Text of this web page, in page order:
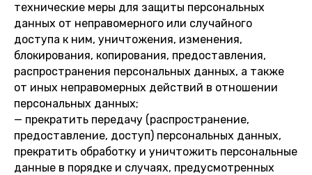
технические меры для защиты персональных
данных от неправомерного или случайного
доступа к ним, уничтожения, изменения,
блокирования, копирования, предоставления,
распространения персональных данных, а также
от иных неправомерных действий в отношении
персональных данных;
— прекратить передачу (распространение,
предоставление, доступ) персональных данных,
прекратить обработку и уничтожить персональные
данные в порядке и случаях, предусмотренных